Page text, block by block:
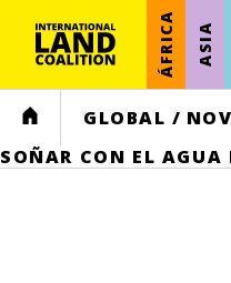
ÁFRICA ASIA
HOME GLOBAL /
SOÑAR CON EL AGUA